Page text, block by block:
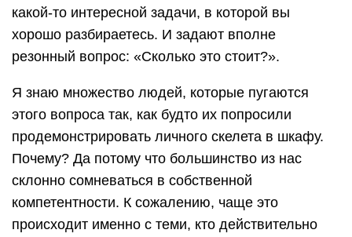
какой-то интересной задачи, в которой вы
хорошо разбираетесь. И задают вполне
резонный вопрос: «Сколько это стоит?».
Я знаю множество людей, которые пугаются
этого вопроса так, как будто их попросили
продемонстрировать личного скелета в шкафу.
Почему? Да потому что большинство из нас
склонно сомневаться в собственной
компетентности. К сожалению, чаще это
происходит именно с теми, кто действительно